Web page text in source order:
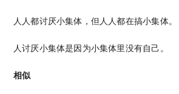
人人都讨厌小集体，但人人都在搞小集体。
人讨厌小集体是因为小集体里没有自己。
相似